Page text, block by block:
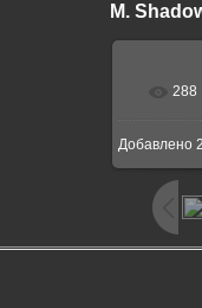
M.
В
288
Добавлено